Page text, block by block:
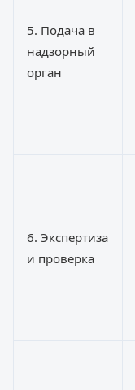
5. Подача в
надзорный
орган
6. Экспертиза
и проверка